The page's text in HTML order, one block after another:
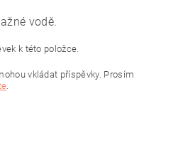
vodě.
k této položce.
vkládat příspěvky. Prosím